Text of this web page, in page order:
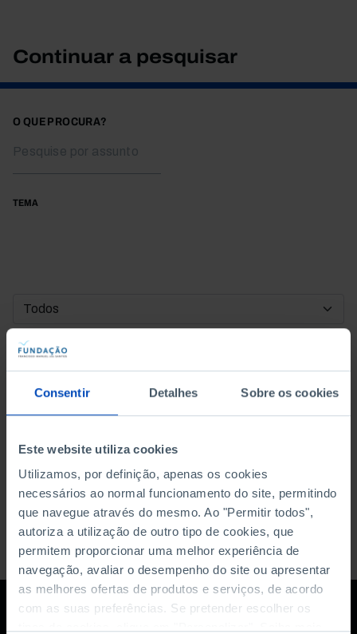
Consentir Detalhes Sobre os cookies
Este website utiliza cookies
Utilizamos, por definição, apenas os cookies
necessários ao normal funcionamento do site, permitindo
que navegue através do mesmo. Ao "Permitir todos",
autoriza a utilização de outro tipo de cookies, que
permitem proporcionar uma melhor experiência de
navegação, avaliar o desempenho do site ou apresentar
as melhores ofertas de produtos e serviços, de acordo
com as suas preferências. Se pretender escolher os
Continuar a pesquisar
O QUE PROCURA?
TEMA
DATA DE INÍCIO
DATA DE FIM